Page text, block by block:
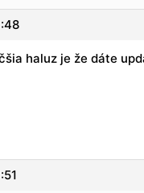
haluz je že dáte